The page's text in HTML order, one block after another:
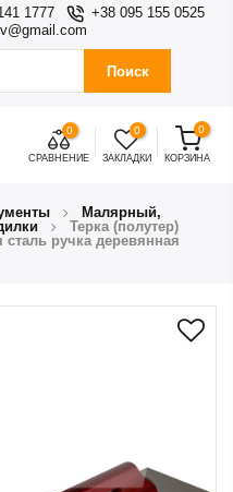
1777
+38 095 155 0525
Поиск
0
СРАВНЕНИЕ
0
ЗАКЛАДКИ
0
КОРЗИНА
Малярный,
Терка (полутер)
ручка деревянная